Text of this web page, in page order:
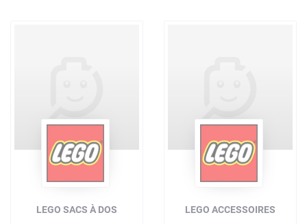
LEGO SACS À DOS LEGO ACCESSOIRES